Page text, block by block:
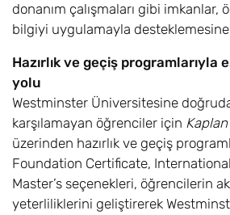
Fashion
Photography with
8,10
Fine Art Mixed
Media with
Foundation BA
Games Design
with Foundation
BA
8,10
donanım çalışmaları gibi imkanlar,
bilgiyi uygulamayla desteklemesine
Hazırlık ve geçiş programlarıyla
yolu
Westminster Üniversitesine
karşılamayan öğrenciler için
üzerinden hazırlık ve geçiş
Foundation Certificate,
Master’s seçenekleri, öğrencilerin
yeterliliklerini geliştirerek